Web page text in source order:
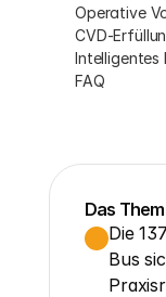
Operative
CVD-
Intelligentes
FAQ
Das
Die
Bus